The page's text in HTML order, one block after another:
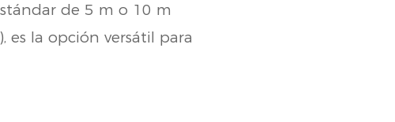
de 5 m o 10 m
es la opción versátil para